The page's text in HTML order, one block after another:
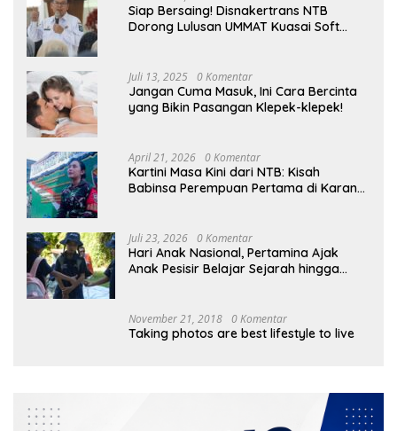
Siap Bersaing! Disnakertrans NTB
Dorong Lulusan UMMAT Kuasai Soft
Juli 13, 2025 0 Komentar
Jangan Cuma Masuk, Ini Cara Bercinta
yang Bikin Pasangan Klepek-klepek!
April 21, 2026 0 Komentar
Kartini Masa Kini dari NTB: Kisah
Babinsa Perempuan Pertama di Karang
Juli 23, 2026 0 Komentar
Hari Anak Nasional, Pertamina Ajak
Anak Pesisir Belajar Sejarah hingga
November 21, 2018 0 Komentar
Taking photos are best lifestyle to live